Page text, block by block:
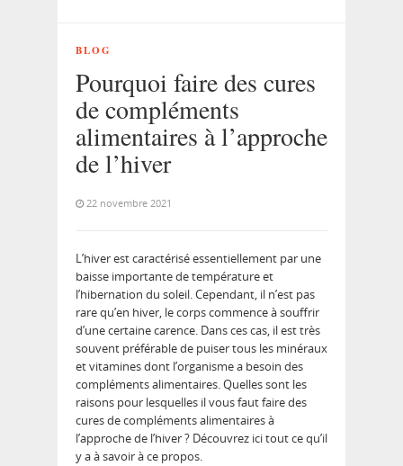
BLOG
Pourquoi faire des cures
de compléments
alimentaires à l’approche
de l’hiver
22 novembre 2021
L’hiver est caractérisé essentiellement par une
baisse importante de température et
l’hibernation du soleil. Cependant, il n’est pas
rare qu’en hiver, le corps commence à souffrir
d’une certaine carence. Dans ces cas, il est très
souvent préférable de puiser tous les minéraux
et vitamines dont l’organisme a besoin des
compléments alimentaires. Quelles sont les
raisons pour lesquelles il vous faut faire des
cures de compléments alimentaires à
l’approche de l’hiver ? Découvrez ici tout ce qu’il
y a à savoir à ce propos.